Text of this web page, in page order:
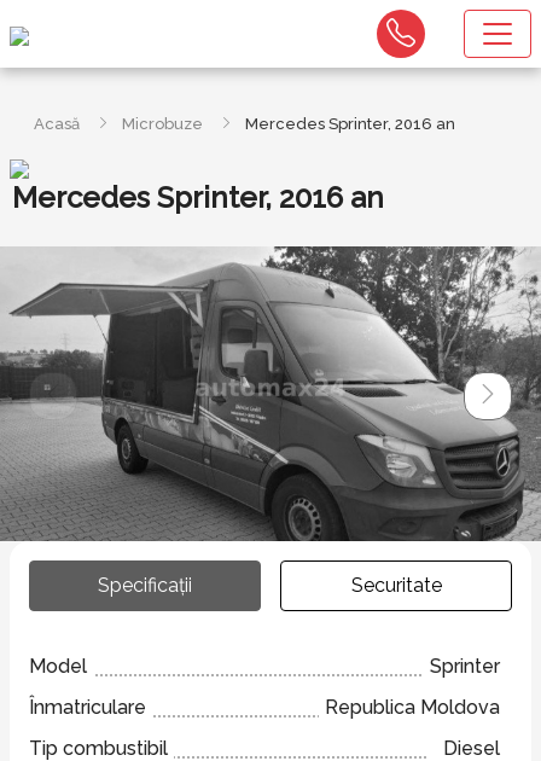
Acasă Microbuze Mercedes Sprinter, 2016 an
Mercedes Sprinter, 2016 an
Specificații Securitate
Model
Sprinter
Înmatriculare
Republica Moldova
Tip combustibil
Diesel